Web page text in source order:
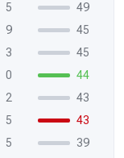
5
49
9
45
3
45
0
44
2
43
5
43
5
39